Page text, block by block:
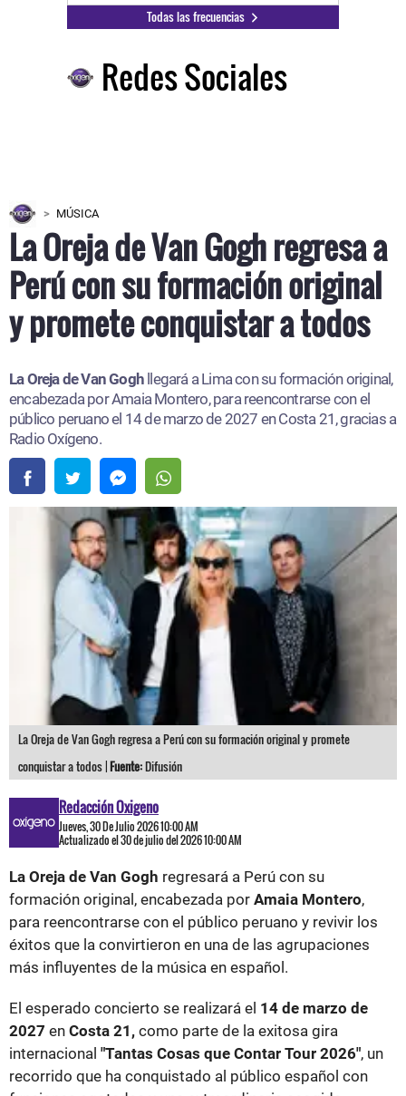
Todas las frecuencias
Redes Sociales
MÚSICA
La Oreja de Van Gogh regresa a
Perú con su formación original
y promete conquistar a todos
La Oreja de Van Gogh llegará a Lima con su formación original,
encabezada por Amaia Montero, para reencontrarse con el
público peruano el 14 de marzo de 2027 en Costa 21, gracias a
Radio Oxígeno.
La Oreja de Van Gogh regresa a Perú con su formación original y promete
conquistar a todos |Fuente:Difusión
Redacción Oxigeno
Jueves, 30 De Julio 2026 10:00 AM
Actualizado el 30 de julio del 2026 10:00 AM
La Oreja de Van Gogh regresará a Perú con su
formación original, encabezada por Amaia Montero,
para reencontrarse con el público peruano y revivir los
éxitos que la convirtieron en una de las agrupaciones
más influyentes de la música en español.
El esperado concierto se realizará el 14 de marzo de
2027 en Costa 21, como parte de la exitosa gira
internacional "Tantas Cosas que Contar Tour 2026", un
recorrido que ha conquistado al público español con